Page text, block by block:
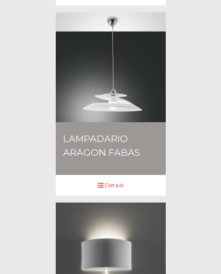
LAMPADARIO
ARAGON FABAS
Details